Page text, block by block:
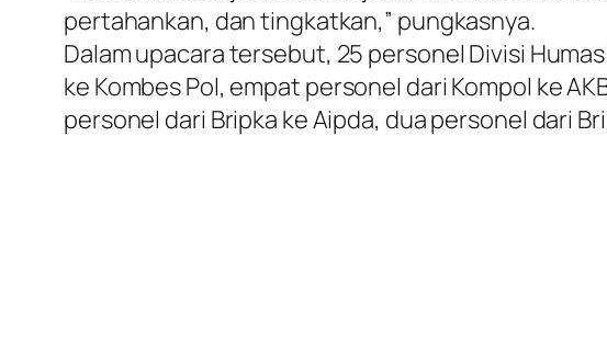
pertahankan, dan tingkatkan,” pungkasnya.
Dalam upacara tersebut, 25 personel Divisi
ke Kombes Pol, empat personel dari Kompol ke
personel dari Bripka ke Aipda, dua personel dari